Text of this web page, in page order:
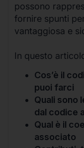
possono
fornire spunti
vantaggiosa e
In questo
Cos’è il
puoi farci
Quali sono
dal codice
Qual è il
associato